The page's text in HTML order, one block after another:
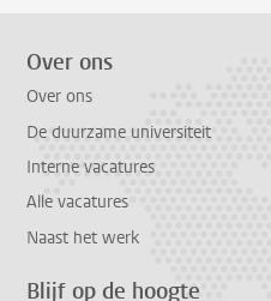
Over ons
Over ons
De duurzame universiteit
Interne vacatures
Alle vacatures
Naast het werk
Blijf op de hoogte